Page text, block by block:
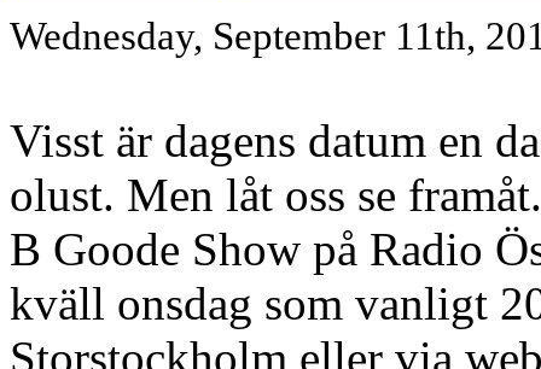
Wednesday, September 11th,
Visst är dagens datum en
olust. Men låt oss se
B Goode Show på Radio
kväll onsdag som vanligt
Storstockholm eller via